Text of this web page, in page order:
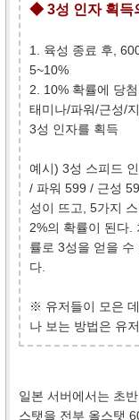
◆ 3성 인자 획득
1. 육성 종료 후,
5~10%
2. 10% 확률에 당
태미나/파워/근성/
3성 인자를 획득
예시) 3성 스피드
/ 파워 599 / 근성
성이 뜨고, 5가지
2%의 확률이 된다.
률로 3성을 얻을 수
다.
※ 유저들이 모은
나 보는 방법은 유
일본 서버에서는 초
스탯을 전부 올스탯